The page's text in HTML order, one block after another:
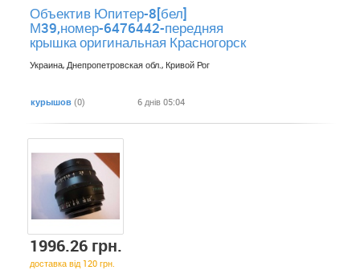
Объектив Юпитер-8[бел]
М39,номер-6476442-передняя
крышка оригинальная Красногорск
Украина, Днепропетровская обл., Кривой Рог
курышов (0) 6 днів 05:04
1996.26 грн.
доставка від 120 грн.